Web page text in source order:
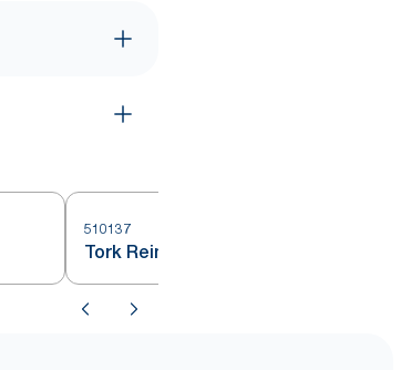
510137
Tork Reinigingsdoek